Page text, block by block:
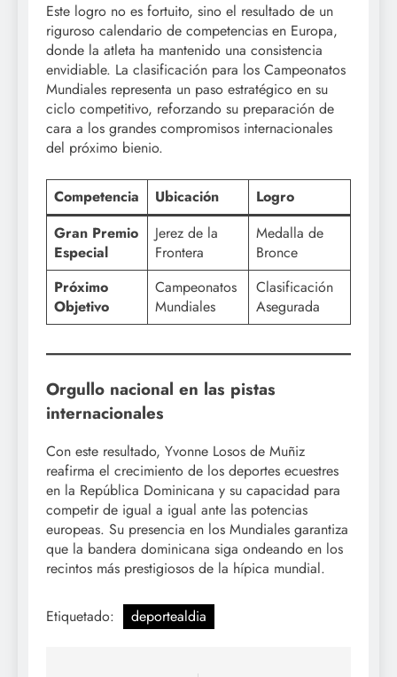
Este logro no es fortuito, sino el resultado de un
riguroso calendario de competencias en Europa,
donde la atleta ha mantenido una consistencia
envidiable. La clasificación para los Campeonatos
Mundiales representa un paso estratégico en su
ciclo competitivo, reforzando su preparación de
cara a los grandes compromisos internacionales
del próximo bienio.
Competencia Ubicación
Logro
Gran Premio
Especial
Jerez de la
Frontera
Medalla de
Bronce
Próximo
Objetivo
Campeonatos
Mundiales
Clasificación
Asegurada
Orgullo nacional en las pistas
internacionales
Con este resultado, Yvonne Losos de Muñiz
reafirma el crecimiento de los deportes ecuestres
en la República Dominicana y su capacidad para
competir de igual a igual ante las potencias
europeas. Su presencia en los Mundiales garantiza
que la bandera dominicana siga ondeando en los
recintos más prestigiosos de la hípica mundial.
Etiquetado: deportealdia